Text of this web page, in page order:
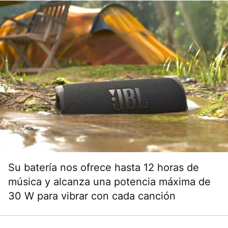
Su batería nos ofrece hasta 12 horas de
música y alcanza una potencia máxima de
30 W para vibrar con cada canción